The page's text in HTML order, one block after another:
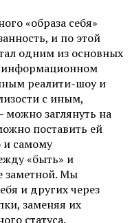
«образа себя»
и по этой
одним из основных
информационном
реалити-шоу и
с иным,
заглянуть на
поставить ей
и самому
«быть» и
заметной. Мы
и других через
заменяя их
статуса.